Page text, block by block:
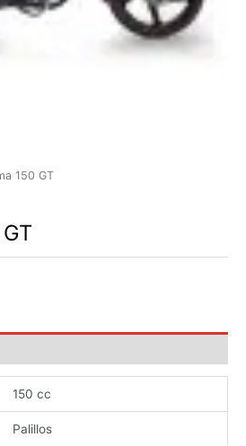
150 GT
150 cc
Palillos